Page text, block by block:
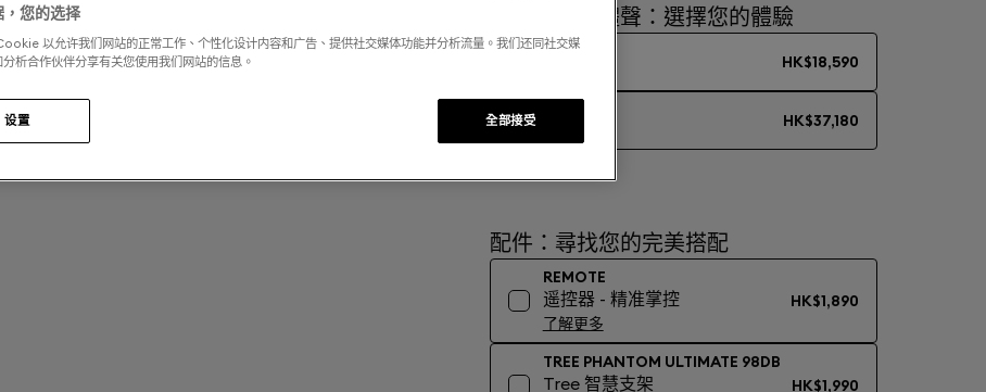
單聲道或立體聲：選擇您的體驗
HK$18,590
HK$37,180
配件：尋找您的完美搭配
REMOTE
遥控器 - 精准掌控
了解更多
HK$1,890
TREE PHANTOM ULTIMATE 98DB
Tree 智慧支架 HK$1,990
，您的选择
以允许我们网站的正常工作、个性化设计内容和广告、提供社交媒体功能并分析流量。我们还同社交媒
析合作伙伴分享有关您使用我们网站的信息。
设置 全部接受